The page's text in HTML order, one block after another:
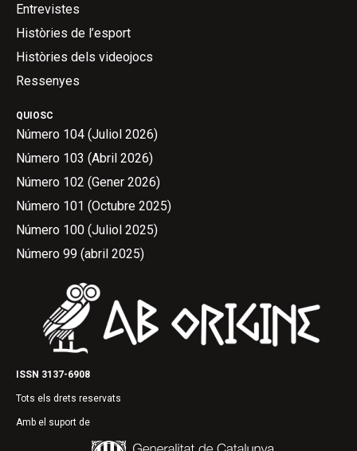
ISSN 3137-6908
Tots els drets reservats
Amb el suport de
QUIOSC
Número 104 (Juliol 2026)
Número 103 (Abril 2026)
Número 102 (Gener 2026)
Número 101 (Octubre 2025)
Número 100 (Juliol 2025)
Número 99 (abril 2025)
Entrevistes
Històries de l’esport
Històries dels videojocs
Ressenyes